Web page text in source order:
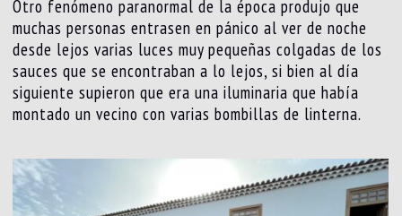
Otro fenómeno paranormal de la época produjo que
muchas personas entrasen en pánico al ver de noche
desde lejos varias luces muy pequeñas colgadas de los
sauces que se encontraban a lo lejos, si bien al día
siguiente supieron que era una iluminaria que había
montado un vecino con varias bombillas de linterna.